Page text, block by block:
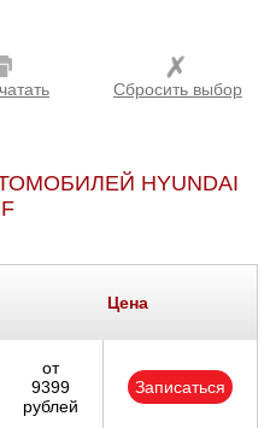
Сбросить выбор
HYUNDAI
Цена
от
9399
рублей
Записаться